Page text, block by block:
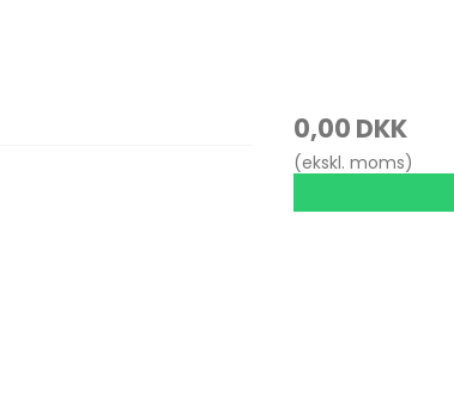
0,00 DKK
(ekskl. moms)